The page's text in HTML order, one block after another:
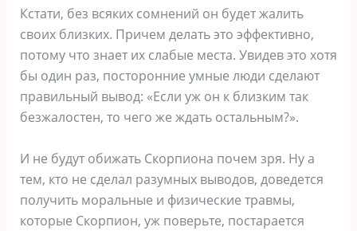
Кстати, без всяких сомнений он будет жалить
своих близких. Причем делать это эффективно,
потому что знает их слабые места. Увидев это хотя
бы один раз, посторонние умные люди сделают
правильный вывод: «Если уж он к близким так
безжалостен, то чего же ждать остальным?».
И не будут обижать Скорпиона почем зря. Ну а
тем, кто не сделал разумных выводов, доведется
получить моральные и физические травмы,
которые Скорпион, уж поверьте, постарается